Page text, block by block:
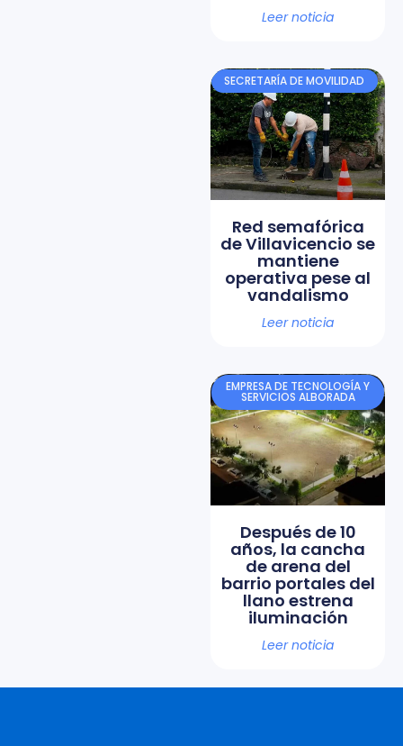
Leer noticia
SECRETARÍA DE MOVILIDAD
Red semafórica
de Villavicencio se
mantiene
operativa pese al
vandalismo
Leer noticia
EMPRESA DE TECNOLOGÍA Y
SERVICIOS ALBORADA
Después de 10
años, la cancha
de arena del
barrio portales del
llano estrena
iluminación
Leer noticia